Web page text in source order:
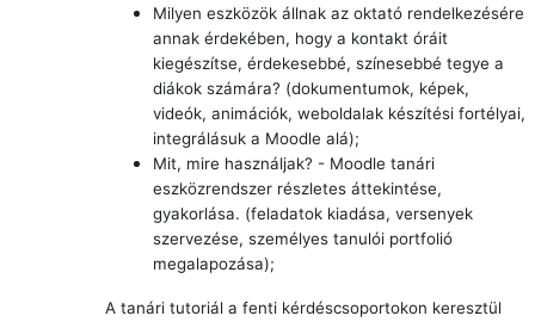
Milyen eszközök állnak az oktató rendelkezésére
annak érdekében, hogy a kontakt óráit
kiegészítse, érdekesebbé, színesebbé tegye a
diákok számára? (dokumentumok, képek,
videók, animációk, weboldalak készítési fortélyai,
integrálásuk a Moodle alá);
Mit, mire használjak? - Moodle tanári
eszközrendszer részletes áttekintése,
gyakorlása. (feladatok kiadása, versenyek
szervezése, személyes tanulói portfolió
megalapozása);
A tanári tutoriál a fenti kérdéscsoportokon keresztül